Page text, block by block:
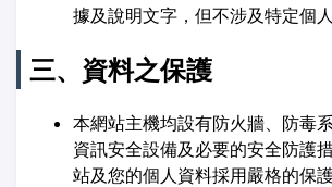
據及說明文字，但不涉及特定個人
三、資料之保護
本網站主機均設有防火牆、防毒
資訊安全設備及必要的安全防護
站及您的個人資料採用嚴格的保